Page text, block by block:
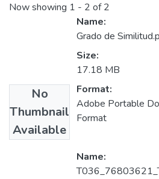
Now showing 1 - 2 of 2
No
Thumbnail
Available
Name:
Grado de
Size:
17.18 MB
Format:
Adobe Portable
Format
Name: